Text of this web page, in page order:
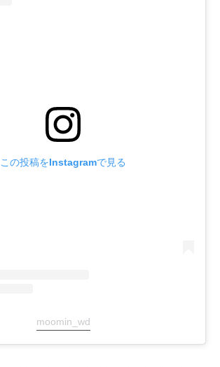
この投稿をInstagramで見る
moomin_wd